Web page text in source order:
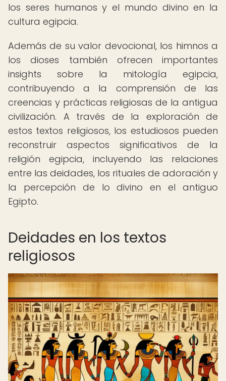
los seres humanos y el mundo divino en la
cultura egipcia.
Además de su valor devocional, los himnos a
los dioses también ofrecen importantes
insights sobre la mitología egipcia,
contribuyendo a la comprensión de las
creencias y prácticas religiosas de la antigua
civilización. A través de la exploración de
estos textos religiosos, los estudiosos pueden
reconstruir aspectos significativos de la
religión egipcia, incluyendo las relaciones
entre las deidades, los rituales de adoración y
la percepción de lo divino en el antiguo
Egipto.
Deidades en los textos
religiosos